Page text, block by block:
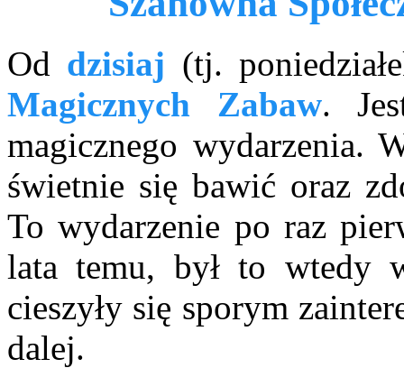
Od dzisiaj (tj.
Magicznych Zabaw.
magicznego wydarzenia.
świetnie się bawić oraz
To wydarzenie po raz
lata temu, był to wtedy
cieszyły się sporym
dalej.